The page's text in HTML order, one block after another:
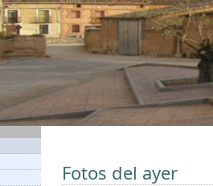
Fotos del ayer